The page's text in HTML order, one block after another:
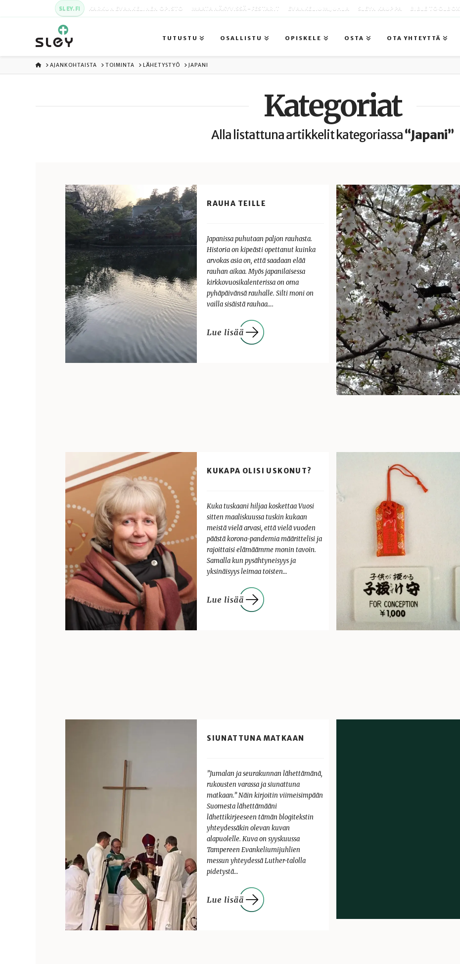
SLEY.FI KARKUN EVANKELINEN OPISTO MAATA NÄKYVISSÄ -FESTARIT EVANKELIUMIJUHLA SLEYN KAUPPA BIBLE TOOLBOX
TUTUSTU OSALLISTU OPISKELE OSTA OTA YHTEYTTÄ
ETUSIVU
AJANKOHTAISTA TOIMINTA LÄHETYSTYÖ JAPANI
Kategoriat
Alla listattuna artikkelit kategoriassa“Japani”
RAUHA TEILLE
Japanissa puhutaan paljon rauhasta.
Historia on kipeästi opettanut kuinka
arvokas asia on, että saadaan elää
rauhan aikaa. Myös japanilaisessa
kirkkovuosikalenterissa on oma
pyhäpäivänsä rauhalle. Silti moni on
vailla sisäistä rauhaa….
KUKAPA OLISI USKONUT?
Kuka tuskaani hiljaa koskettaa Vuosi
sitten maaliskuussa tuskin kukaan
meistä vielä arvasi, että vielä vuoden
päästä korona-pandemia määrittelisi ja
rajoittaisi elämäämme monin tavoin.
Samalla kun pysähtyneisyys ja
yksinäisyys leimaa toisten…
SIUNATTUNA MATKAAN
”Jumalan ja seurakunnan lähettämänä,
rukousten varassa ja siunattuna
matkaan.” Näin kirjoitin viimeisimpään
Suomesta lähettämääni
lähettikirjeeseen tämän blogitekstin
yhteydessäkin olevan kuvan
alapuolelle. Kuva on syyskuussa
Tampereen Evankeliumijuhlien
messun yhteydessä Luther-talolla
pidetystä…